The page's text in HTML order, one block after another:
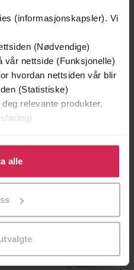
(informasjonskapsler). Vi
(Nødvendige)
vår nettside (Funksjonelle)
hvordan nettsiden vår blir
(Statistiske)
relevante produkter,
oss ditt samtykke til å
Du kan også
formål ved å klikke
alle
279,-
LYDBOK